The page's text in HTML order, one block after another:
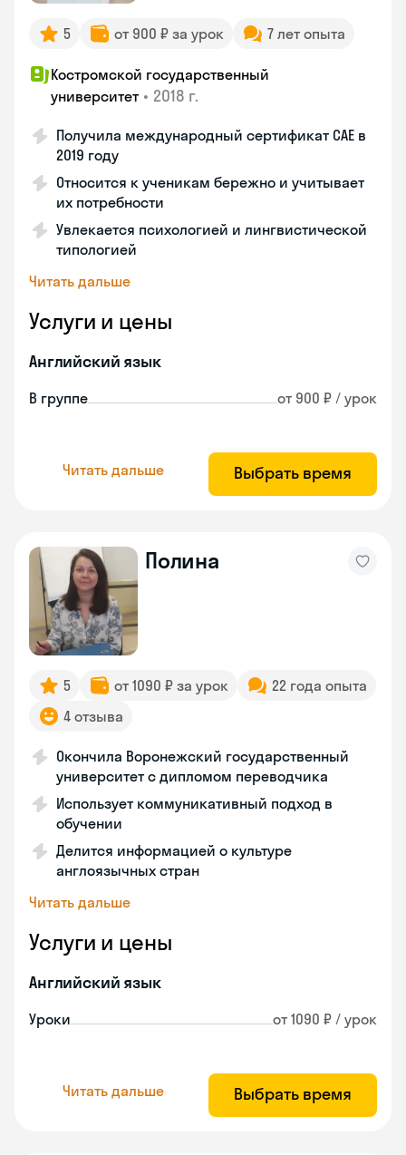
5 от 900 ₽ за урок 7 лет опыта
Костромской государственный
университет • 2018 г.
Получила международный сертификат CAE в
2019 году
Относится к ученикам бережно и учитывает
их потребности
Увлекается психологией и лингвистической
типологией
Читать дальше
Услуги и цены
Английский язык
В группе от 900 ₽ / урок
Читать дальше Выбрать время
Полина
5 от 1090 ₽ за урок
22 года опыта
4 отзыва
Окончила Воронежский государственный
университет с дипломом переводчика
Использует коммуникативный подход в
обучении
Делится информацией о культуре
англоязычных стран
Читать дальше
Услуги и цены
Английский язык
Уроки от 1090 ₽ / урок
Читать дальше Выбрать время